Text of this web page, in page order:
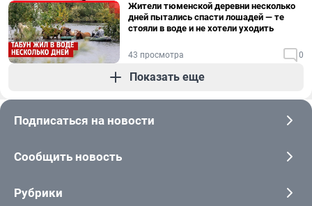
Жители тюменской деревни несколько
дней пытались спасти лошадей — те
стояли в воде и не хотели уходить
43 просмотра 0
Показать еще
Подписаться на новости
Сообщить новость
Рубрики